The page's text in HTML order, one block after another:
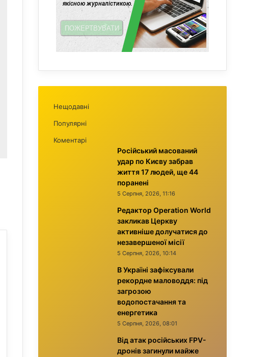
Нещодавні
Популярні
Коментарі
Російський масований
удар по Києву забрав
життя 17 людей, ще 44
поранені
5 Серпня, 2026, 11:16
Редактор Operation World
закликав Церкву
активніше долучатися до
незавершеної місії
5 Серпня, 2026, 10:14
В Україні зафіксували
рекордне маловоддя: під
загрозою
водопостачання та
енергетика
5 Серпня, 2026, 08:01
Від атак російських FPV-
дронів загинули майже